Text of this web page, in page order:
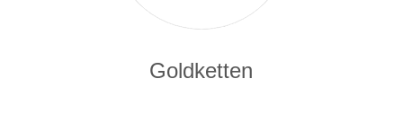
Goldketten